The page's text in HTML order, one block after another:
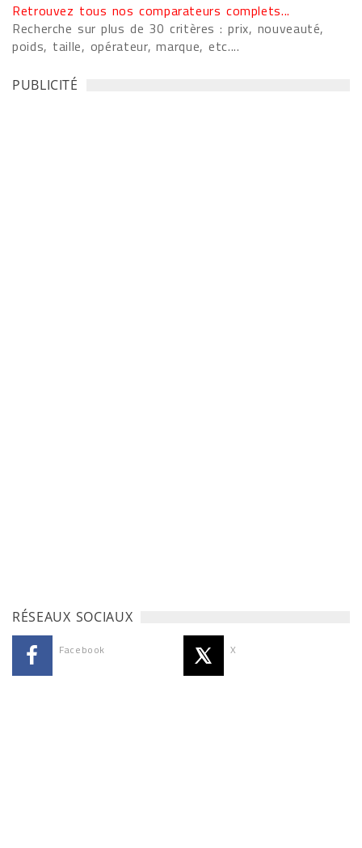
Retrouvez tous nos comparateurs complets...
Recherche sur plus de 30 critères : prix, nouveauté,
poids, taille, opérateur, marque, etc....
PUBLICITÉ
RÉSEAUX SOCIAUX
Facebook X